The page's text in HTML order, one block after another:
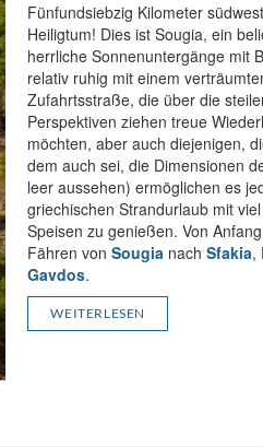
Fünfundsiebzig Kilometer
Heiligtum! Dies ist Sougia, ein
herrliche Sonnenuntergänge mit
relativ ruhig mit einem
Zufahrtsstraße, die über die
Perspektiven ziehen treue
möchten, aber auch diejenigen,
dem auch sei, die Dimensionen
leer aussehen) ermöglichen es
griechischen Strandurlaub mit
Speisen zu genießen. Von
Fähren vonSougia nachSfakia,
Gavdos.
WEITERLESEN